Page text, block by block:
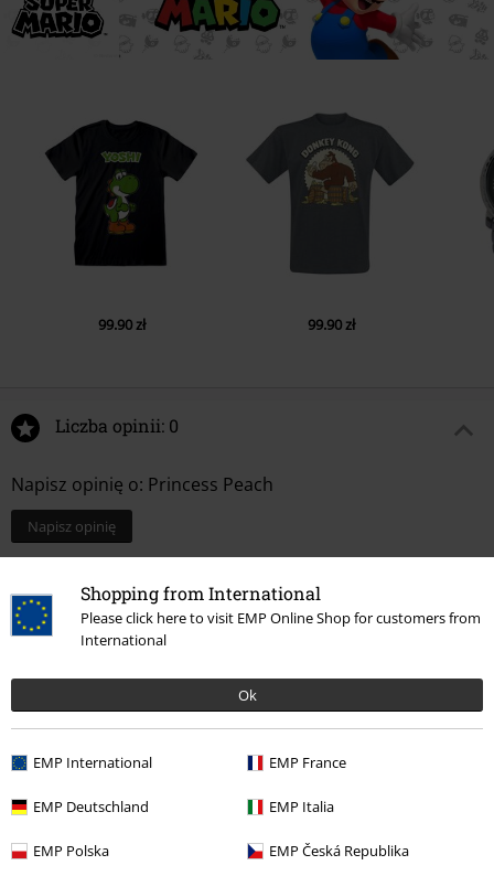
Shopping from International
Please click here to visit EMP Online Shop for customers from
International
Ok
EMP International EMP France
EMP Deutschland EMP Italia
EMP Polska EMP Česká Republika
99.90 zł 99.90 zł
Liczba opinii: 0
Napisz opinię o: Princess Peach
Napisz opinię
Wyprzedaż %